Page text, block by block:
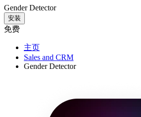
Gender Detector
安装
免费
主页
Sales and CRM
Gender Detector